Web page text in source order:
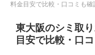
料金目安で比較・口コミも確
東大阪のシミ取
目安で比較・口